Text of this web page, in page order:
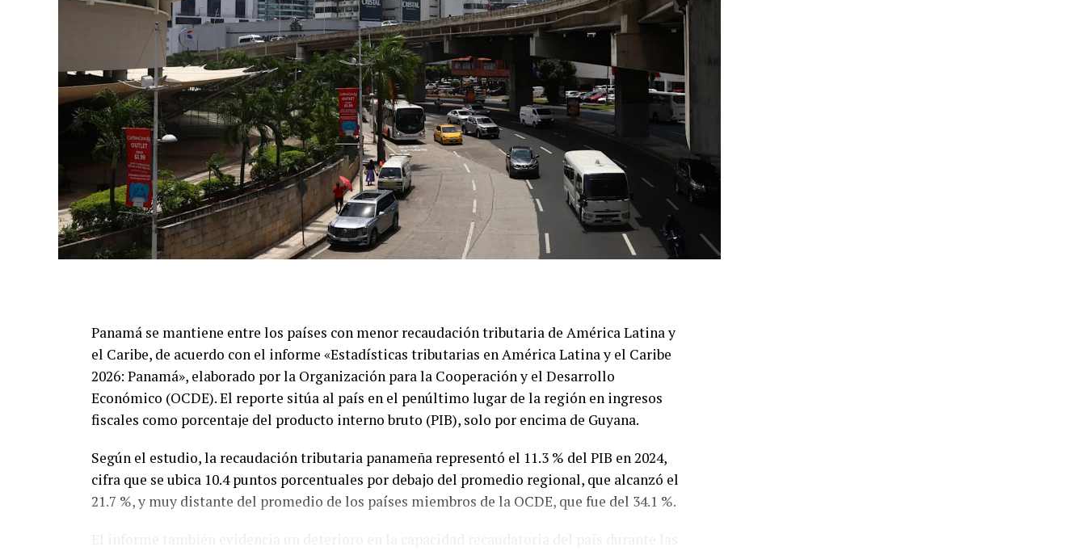
Panamá se mantiene entre los países con menor recaudación tributaria de América Latina y
el Caribe, de acuerdo con el informe «Estadísticas tributarias en América Latina y el Caribe
2026: Panamá», elaborado por la Organización para la Cooperación y el Desarrollo
Económico (OCDE). El reporte sitúa al país en el penúltimo lugar de la región en ingresos
fiscales como porcentaje del producto interno bruto (PIB), solo por encima de Guyana.
Según el estudio, la recaudación tributaria panameña representó el 11.3 % del PIB en 2024,
cifra que se ubica 10.4 puntos porcentuales por debajo del promedio regional, que alcanzó el
21.7 %, y muy distante del promedio de los países miembros de la OCDE, que fue del 34.1 %.